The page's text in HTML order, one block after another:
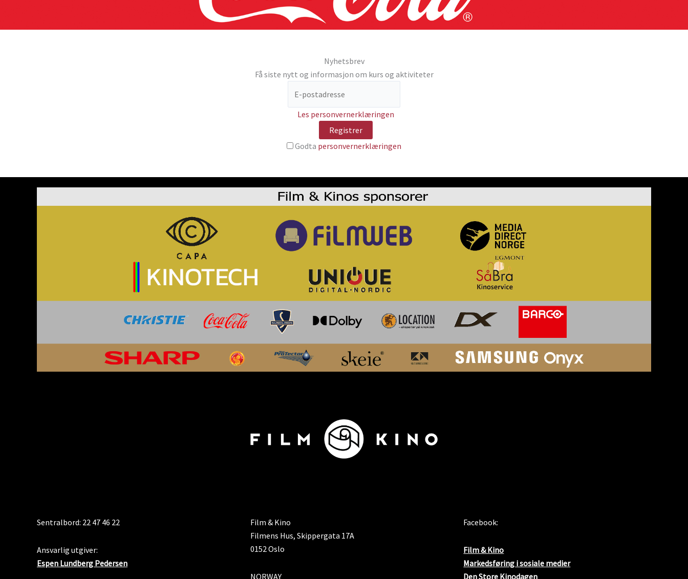
Nyhetsbrev
Få siste nytt og informasjon om kurs og aktiviteter
Les personvernerklæringen
Godta personvernerklæringen
Sentralbord: 22 47 46 22
Ansvarlig utgiver:
Espen Lundberg Pedersen
Film & Kino
Filmens Hus, Skippergata 17A
0152 Oslo
NORWAY
Facebook:
Film & Kino
Markedsføring i sosiale medier
Den Store Kinodagen